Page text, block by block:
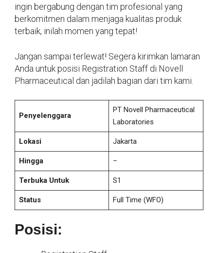
ingin bergabung dengan tim profesional yang
berkomitmen dalam menjaga kualitas produk
terbaik, inilah momen yang tepat!
Jangan sampai terlewat! Segera kirimkan lamaran
Anda untuk posisi Registration Staff di Novell
Pharmaceutical dan jadilah bagian dari tim kami.
Penyelenggara
PT Novell Pharmaceutical
Laboratories
Lokasi Jakarta
Hingga –
Terbuka Untuk S1
Status Full Time (WFO)
Posisi: